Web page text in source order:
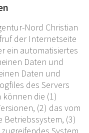
Nord Christian
der Internetseite
ein automatisiertes
Daten und
Daten und
des Servers
die (1)
(2) das vom
Betriebssystem, (3)
System